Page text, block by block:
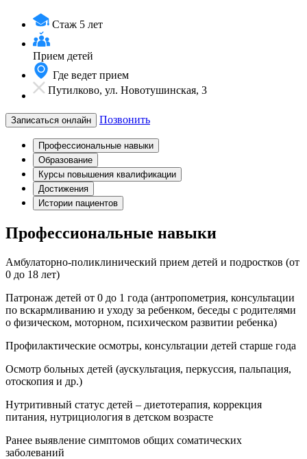
Стаж 5 лет
Прием детей
Где ведет прием
Путилково, ул. Новотушинская, 3
Записаться онлайн Позвонить
Профессиональные навыки
Образование
Курсы повышения квалификации
Достижения
Истории пациентов
Профессиональные навыки
Амбулаторно-поликлинический прием детей и подростков (от
0 до 18 лет)
Патронаж детей от 0 до 1 года (антропометрия, консультации
по вскармливанию и уходу за ребенком, беседы с родителями
о физическом, моторном, психическом развитии ребенка)
Профилактические осмотры, консультации детей старше года
Осмотр больных детей (аускультация, перкуссия, пальпация,
отоскопия и др.)
Нутритивный статус детей – диетотерапия, коррекция
питания, нутрициология в детском возрасте
Ранее выявление симптомов общих соматических
заболеваний